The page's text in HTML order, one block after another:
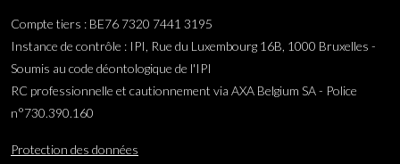
Compte tiers : BE76 7320 7441 3195
Instance de contrôle : IPI, Rue du Luxembourg 16B, 1000 Bruxelles -
Soumis au code déontologique de l'IPI
RC professionnelle et cautionnement via AXA Belgium SA - Police
n°730.390.160
Protection des données